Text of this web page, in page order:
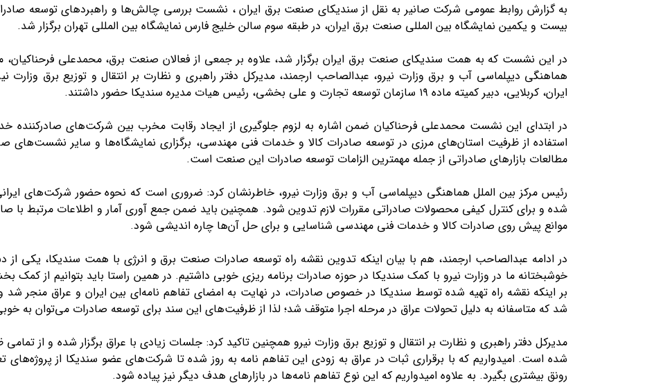
به گزارش روابط عمومی شرکت صانیر به نقل از سندیکای صنعت برق ایران ، نشست بررسی چالش‌ها و راهبرد‌های توسعه
بیست و یکمین نمایشگاه بین المللی صنعت برق ایران، در طبقه سوم سالن خلیج فارس نمایشگاه بین المللی تهران برگزار شد.
در این نشست که به همت سندیکای صنعت برق ایران برگزار شد، علاوه بر جمعی از فعالان صنعت برق، محمدعلی فرحناکیان،
هماهنگی دیپلماسی آب و برق وزارت نیرو، عبدالصاحب ارجمند، مدیرکل دفتر راهبری و نظارت بر انتقال و توزیع برق وزارت
ایران، کربلایی، دبیر کمیته ماده ۱۹ سازمان توسعه تجارت و علی بخشی، رئیس هیات مدیره سندیکا حضور داشتند.
در ابتدای این نشست محمدعلی فرحناکیان ضمن اشاره به لزوم جلوگیری از ایجاد رقابت مخرب بین شرکت‌های صادرکننده
استفاده از ظرفیت استان‌های مرزی در توسعه صادرات کالا و خدمات فنی مهندسی، برگزاری نمایشگاه‌ها و سایر نشست‌های
مطالعات بازار‌های صادراتی از جمله مهمترین الزامات توسعه صادرات این صنعت است.
رئیس مرکز بین الملل هماهنگی دیپلماسی آب و برق وزارت نیرو، خاطرنشان کرد: ضروری است که نحوه حضور شرکت‌های
شده و برای کنترل کیفی محصولات صادراتی مقررات لازم تدوین شود. همچنین باید ضمن جمع آوری آمار و اطلاعات مرتبط با
موانع پیش روی صادرات کالا و خدمات فنی مهندسی شناسایی و برای حل آن‌ها چاره اندیشی شود.
در ادامه عبدالصاحب ارجمند، هم با بیان اینکه تدوین نقشه راه توسعه صادرات صنعت برق و انرژی با همت سندیکا، یکی از
خوشبختانه ما در وزارت نیرو با کمک سندیکا در حوزه صادرات برنامه ریزی خوبی داشتیم. در همین راستا باید بتوانیم از
بر اینکه نقشه راه تهیه شده توسط سندیکا در خصوص صادرات، در نهایت به امضای تفاهم نامه‌ای بین ایران و عراق منجر
شد که متاسفانه به دلیل تحولات عراق در مرحله اجرا متوقف شد؛ لذا از ظرفیت‌های این سند برای توسعه صادرات می‌توان به
مدیرکل دفتر راهبری و نظارت بر انتقال و توزیع برق وزارت نیرو همچنین تاکید کرد: جلسات زیادی با عراق برگزار شده و از تمامی
شده است. امیدواریم که با برقراری ثبات در عراق به زودی این تفاهم نامه به روز شده تا شرکت‌های عضو سندیکا از
رونق بیشتری بگیرد. به علاوه امیدواریم که این نوع تفاهم نامه‌ها در بازار‌های هدف دیگر نیز پیاده شود.